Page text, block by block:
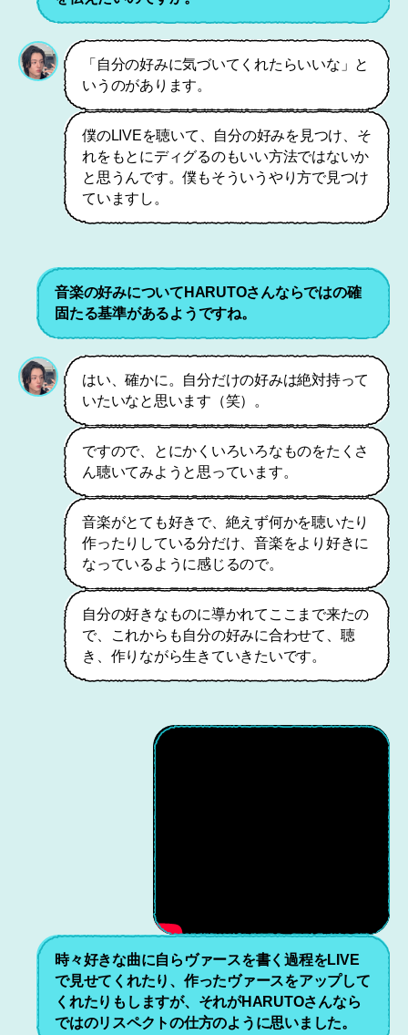
「自分の好みに気づいてくれたらいいな」と
いうのがあります。
僕のLIVEを聴いて、自分の好みを見つけ、そ
れをもとにディグるのもいい方法ではないか
と思うんです。僕もそういうやり方で見つけ
ていますし。
音楽の好みについてHARUTOさんならではの確
固たる基準があるようですね。
はい、確かに。自分だけの好みは絶対持って
いたいなと思います（笑）。
ですので、とにかくいろいろなものをたくさ
ん聴いてみようと思っています。
音楽がとても好きで、絶えず何かを聴いたり
作ったりしている分だけ、音楽をより好きに
なっているように感じるので。
自分の好きなものに導かれてここまで来たの
で、これからも自分の好みに合わせて、聴
き、作りながら生きていきたいです。
時々好きな曲に自らヴァースを書く過程をLIVE
で見せてくれたり、作ったヴァースをアップして
くれたりもしますが、それがHARUTOさんなら
ではのリスペクトの仕方のように思いました。